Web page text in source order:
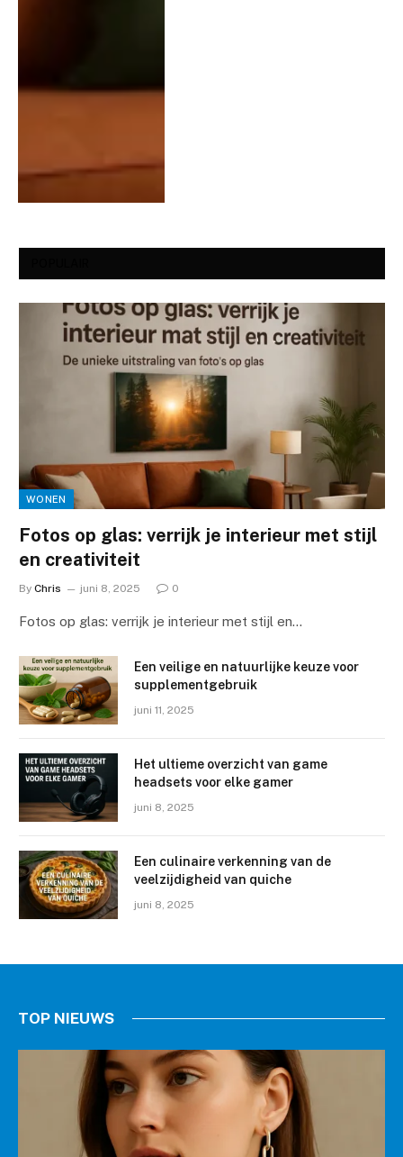
WONEN
Fotos op glas: verrijk je interieur met stijl
en creativiteit
By Chris juni 8, 2025 0
Fotos op glas: verrijk je interieur met stijl en…
Een veilige en natuurlijke keuze voor
supplementgebruik
juni 11, 2025
Het ultieme overzicht van game
headsets voor elke gamer
juni 8, 2025
Een culinaire verkenning van de
veelzijdigheid van quiche
juni 8, 2025
TOP NIEUWS